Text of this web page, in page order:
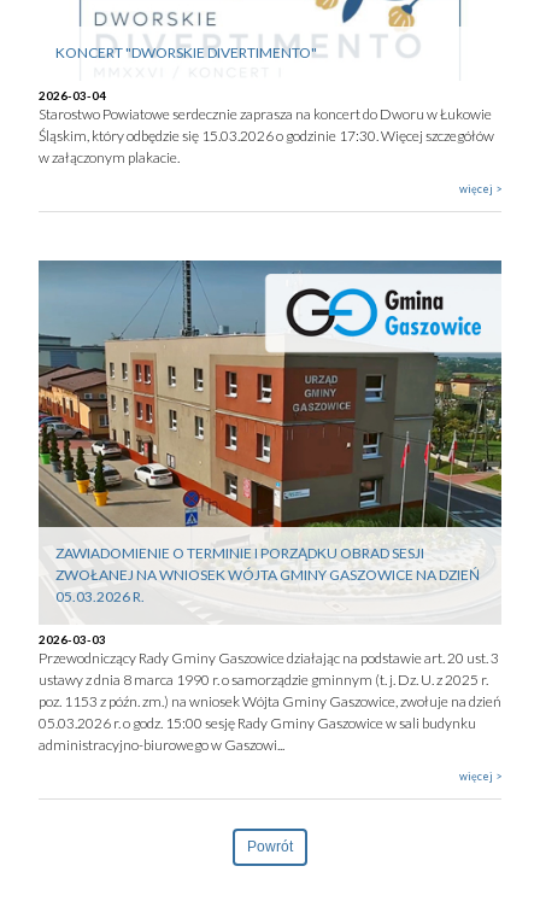
KONCERT "DWORSKIE DIVERTIMENTO"
2026-03-04
Starostwo Powiatowe serdecznie zaprasza na koncert do Dworu w Łukowie
Śląskim, który odbędzie się 15.03.2026 o godzinie 17:30. Więcej szczegółów
w załączonym plakacie.
więcej >
ZAWIADOMIENIE O TERMINIE I PORZĄDKU OBRAD SESJI
ZWOŁANEJ NA WNIOSEK WÓJTA GMINY GASZOWICE NA DZIEŃ
05.03.2026 R.
2026-03-03
Przewodniczący Rady Gminy Gaszowice działając na podstawie art. 20 ust. 3
ustawy z dnia 8 marca 1990 r. o samorządzie gminnym (t. j. Dz. U. z 2025 r.
poz. 1153 z późn. zm.) na wniosek Wójta Gminy Gaszowice, zwołuje na dzień
05.03.2026 r. o godz. 15:00 sesję Rady Gminy Gaszowice w sali budynku
administracyjno-biurowego w Gaszowi...
więcej >
Powrót